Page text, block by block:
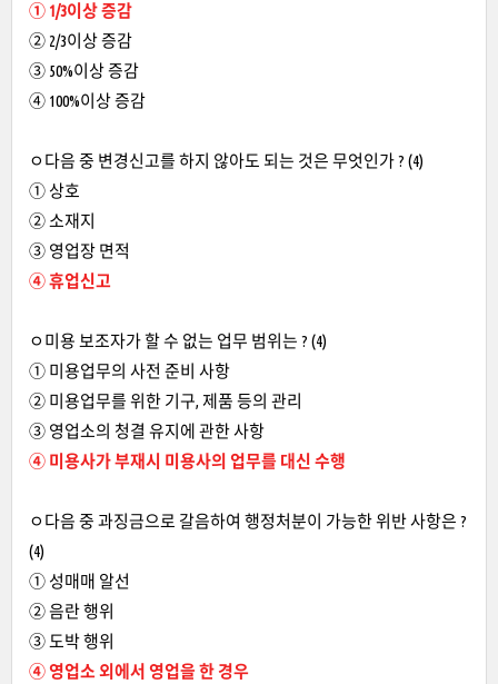
① 1/3이상 증감
② 2/3이상 증감
③ 50%이상 증감
④ 100%이상 증감
ㅇ다음 중 변경신고를 하지 않아도 되는 것은 무엇인가 ? (4)
① 상호
② 소재지
③ 영업장 면적
④ 휴업신고
ㅇ미용 보조자가 할 수 없는 업무 범위는 ? (4)
① 미용업무의 사전 준비 사항
② 미용업무를 위한 기구, 제품 등의 관리
③ 영업소의 청결 유지에 관한 사항
④ 미용사가 부재시 미용사의 업무를 대신 수행
ㅇ다음 중 과징금으로 갈음하여 행정처분이 가능한 위반 사항은 ?
(4)
① 성매매 알선
② 음란 행위
③ 도박 행위
④ 영업소 외에서 영업을 한 경우